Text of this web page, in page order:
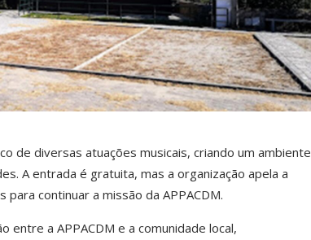
de diversas atuações musicais, criando um ambiente
A entrada é gratuita, mas a organização apela a
continuar a missão da APPACDM.
entre a APPACDM e a comunidade local,